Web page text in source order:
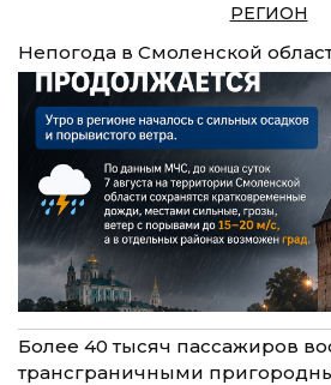
РЕГИОН
Непогода в Смоленской
Более 40 тысяч пассажиров
трансграничными